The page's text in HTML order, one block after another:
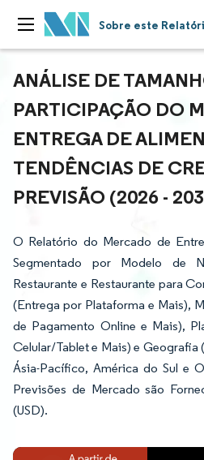
Sobre este
ANÁLISE DE
PARTICIPAÇÃO DO
ENTREGA DE
TENDÊNCIAS DE
PREVISÃO (2026 -
O Relatório do Mercado de
Segmentado por Modelo de
Restaurante e Restaurante para
(Entrega por Plataforma e Mais),
de Pagamento Online e Mais),
Celular/Tablet e Mais) e
Ásia-Pacífico, América do Sul e
Previsões de Mercado são
(USD).